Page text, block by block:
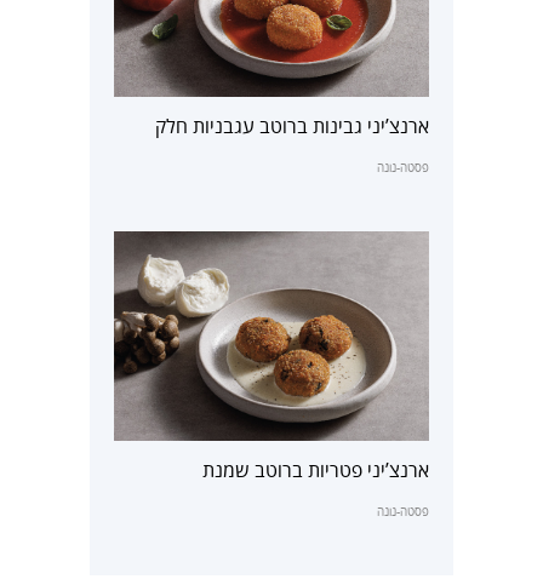
ארנצ’יני גבינות ברוטב עגבניות חלק
פסטה-נונה
ארנצ’יני פטריות ברוטב שמנת
פסטה-נונה